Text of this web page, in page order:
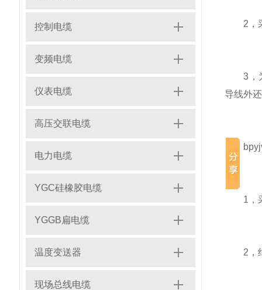
控制电缆
变频电缆
仪表电缆
高压交联电缆
电力电缆
YGC硅橡胶电缆
YGGB扁电缆
温度变送器
现场总线电缆
2，采
3，为
导线外
bpyjvp
1，采
2，绝